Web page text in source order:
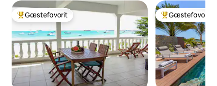
Bedste gæstefavorit
Gæstefavorit Bedste
Gæstefavorit